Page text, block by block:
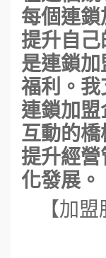
每個連
提升自
是連鎖
福利。
連鎖加
互動的
提升經
化發展。
【加